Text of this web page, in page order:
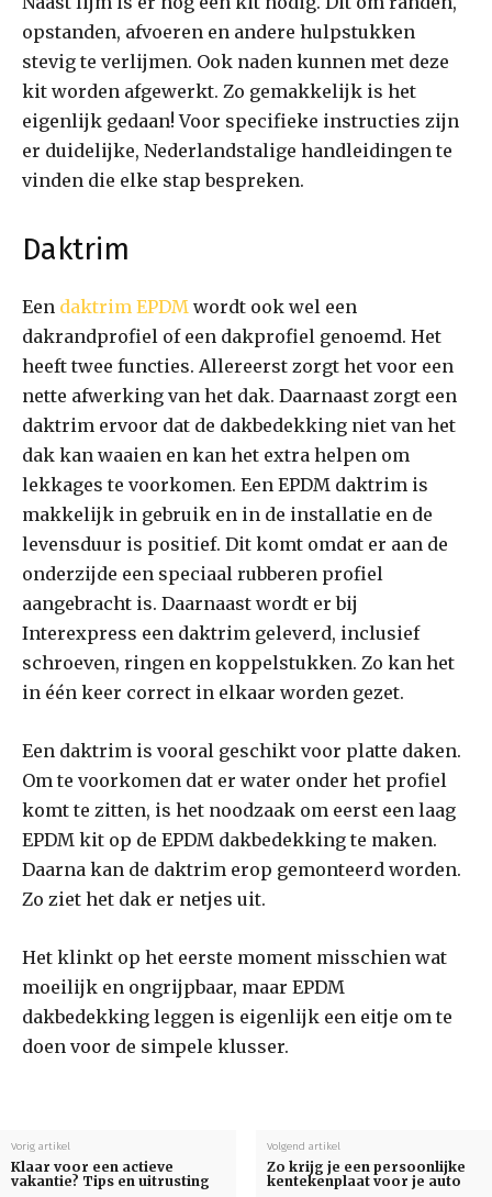
opstanden, afvoeren en andere hulpstukken
stevig te verlijmen. Ook naden kunnen met deze
kit worden afgewerkt. Zo gemakkelijk is het
eigenlijk gedaan! Voor specifieke instructies zijn
er duidelijke, Nederlandstalige handleidingen te
vinden die elke stap bespreken.
Daktrim
Een daktrim EPDM wordt ook wel een
dakrandprofiel of een dakprofiel genoemd. Het
heeft twee functies. Allereerst zorgt het voor een
nette afwerking van het dak. Daarnaast zorgt een
daktrim ervoor dat de dakbedekking niet van het
dak kan waaien en kan het extra helpen om
lekkages te voorkomen. Een EPDM daktrim is
makkelijk in gebruik en in de installatie en de
levensduur is positief. Dit komt omdat er aan de
onderzijde een speciaal rubberen profiel
aangebracht is. Daarnaast wordt er bij
Interexpress een daktrim geleverd, inclusief
schroeven, ringen en koppelstukken. Zo kan het
in één keer correct in elkaar worden gezet.
Een daktrim is vooral geschikt voor platte daken.
Om te voorkomen dat er water onder het profiel
komt te zitten, is het noodzaak om eerst een laag
EPDM kit op de EPDM dakbedekking te maken.
Daarna kan de daktrim erop gemonteerd worden.
Zo ziet het dak er netjes uit.
Het klinkt op het eerste moment misschien wat
moeilijk en ongrijpbaar, maar EPDM
dakbedekking leggen is eigenlijk een eitje om te
doen voor de simpele klusser.
Vorig artikel
Klaar voor een actieve
vakantie? Tips en uitrusting
Volgend artikel
Zo krijg je een persoonlijke
kentekenplaat voor je auto